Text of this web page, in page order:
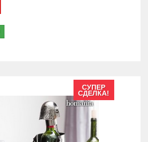
СУПЕР
СДЕЛКА!